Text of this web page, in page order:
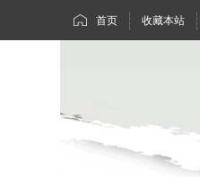
首页 收藏本站